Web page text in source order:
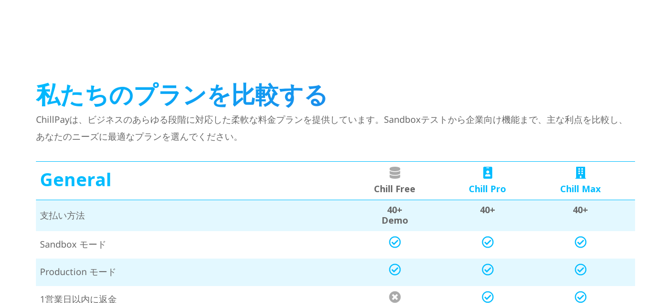
私たちのプランを比較する
ChillPayは、ビジネスのあらゆる段階に対応した柔軟な料金プランを提供しています。Sandboxテストから企業向け機能まで、主な利点を比較し、
あなたのニーズに最適なプランを選んでください。
General Chill Free Chill Pro
Chill Max
支払い方法
40+
Demo
40+ 40+
Sandbox モード
Production モード
1営業日以内に返金